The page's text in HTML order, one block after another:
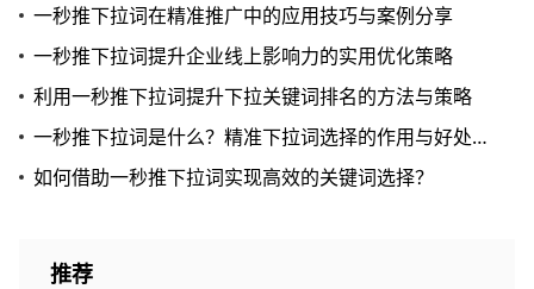
一秒推下拉词在精准推广中的应用技巧与案例分享
一秒推下拉词提升企业线上影响力的实用优化策略
利用一秒推下拉词提升下拉关键词排名的方法与策略
一秒推下拉词是什么？精准下拉词选择的作用与好处是什么？
如何借助一秒推下拉词实现高效的关键词选择？
推荐